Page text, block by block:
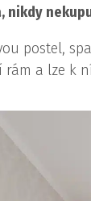
nikdy
postel,
rám a lze k